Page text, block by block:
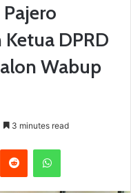
DPRD
Wabup
3 minutes read